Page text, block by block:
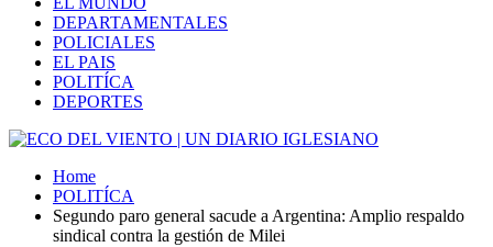
DEPARTAMENTALES
POLICIALES
EL PAIS
POLITÍCA
DEPORTES
Home
POLITÍCA
Segundo paro general sacude a Argentina: Amplio respaldo
sindical contra la gestión de Milei